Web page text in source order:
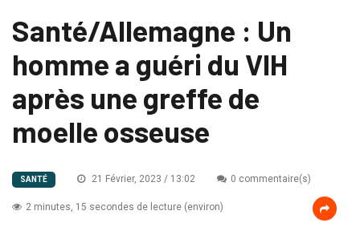
Santé/Allemagne : Un
homme a guéri du VIH
après une greffe de
moelle osseuse
SANTÉ 21 Février, 2023 / 13:02 0 commentaire(s)
2 minutes, 15 secondes de lecture (environ)